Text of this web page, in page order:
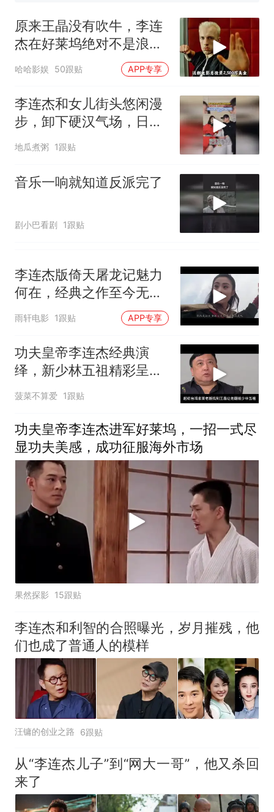
线一圈，还曾两次到中国寻根
的抢着买
浙江人戒备 "白海豚"已创我国
纪录 带来严重影响
视频丨只要一枚命中就能让航
泰州父亲的手写家书遗失30
年，网友淘到后寄给女儿：花
鸟市场搬了，但爱还在
十多万人报名的考试，成绩
全部作废，公平么？
原来王晶没有吹牛，李连
杰在好莱坞绝对不是浪得
哈哈影娱 50跟贴 APP专享
李连杰和女儿街头悠闲漫
步，卸下硬汉气场，日常
状态松弛又接地气
地瓜煮粥 1跟贴
音乐一响就知道反派完了
剧小巴看剧 1跟贴
李连杰版倚天屠龙记魅力
何在，经典之作至今无法
复制，独特亮点难以超越
雨轩电影 1跟贴 APP专享
功夫皇帝李连杰经典演
绎，新少林五祖精彩呈
现，堪称巅峰之作
菠菜不算爱 1跟贴
功夫皇帝李连杰进军好莱坞，一招一式尽
显功夫美感，成功征服海外市场
果然探影 15跟贴
李连杰和利智的合照曝光，岁月摧残，他
们也成了普通人的模样
汪镛的创业之路 6跟贴
从“李连杰儿子”到“网大一哥”，他又杀回
来了